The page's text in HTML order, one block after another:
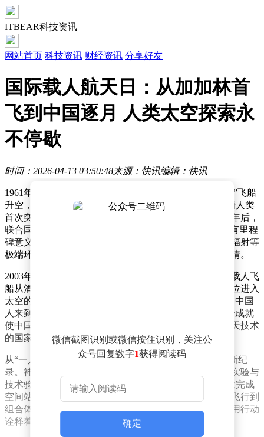
ITBEAR科技资讯
网站首页 科技资讯 财经资讯 分享好友
国际载人航天日：从加加林首
飞到中国逐月 人类太空探索永
不停歇
时间：2026-04-13 03:50:48来源：快讯编辑：快讯
1961年4月12日，苏联宇航员尤里·加加林乘坐“东方一号”飞船
升空，绕地球飞行108分钟后安全返回。这一壮举标志着人类
首次突破地球引力束缚，正式叩开太空时代的大门。65年后，
联合国将这一天定为“国际载人航天日”，以纪念这一具有里程
碑意义的时刻。加加林的飞行不仅验证了人类在失重、辐射等
极端环境下生存的可能性，更点燃了全球探索宇宙的热情。
2003年10月15日，中国航天迎来历史性突破。神舟五号载人飞
船从酒泉卫星发射中心腾空而起，航天员杨利伟成为首位进入
太空的中国人。他在舱内写下“为了人类的和平与进步，中国
人来到了太空”的宣言，并通过摄像机向全球展示。这一成就
使中国成为继苏联、美国之后，第三个独立掌握载人航天技术
的国家，开启了太空探索的新篇章。
从“一人一天”到“三人半年”，中国载人航天工程不断刷新纪
录。神舟十三号乘组完成两次出舱活动，开展多项科学实验与
技术验证；神舟二十一号航天员在轨驻留超5个月，高效完成
空间站平台维护、站务管理及技术试验等任务。从单船飞行到
组合体稳定运行，从舱内实验到太空行走，中国航天员用行动
诠释着“问鼎苍穹”的决心。
微信截图识别或微信按住识别，关注公
众号回复数字1获得阅读码
确定